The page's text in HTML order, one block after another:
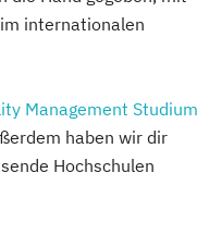
internationalen
Management Studium
haben wir dir
Hochschulen